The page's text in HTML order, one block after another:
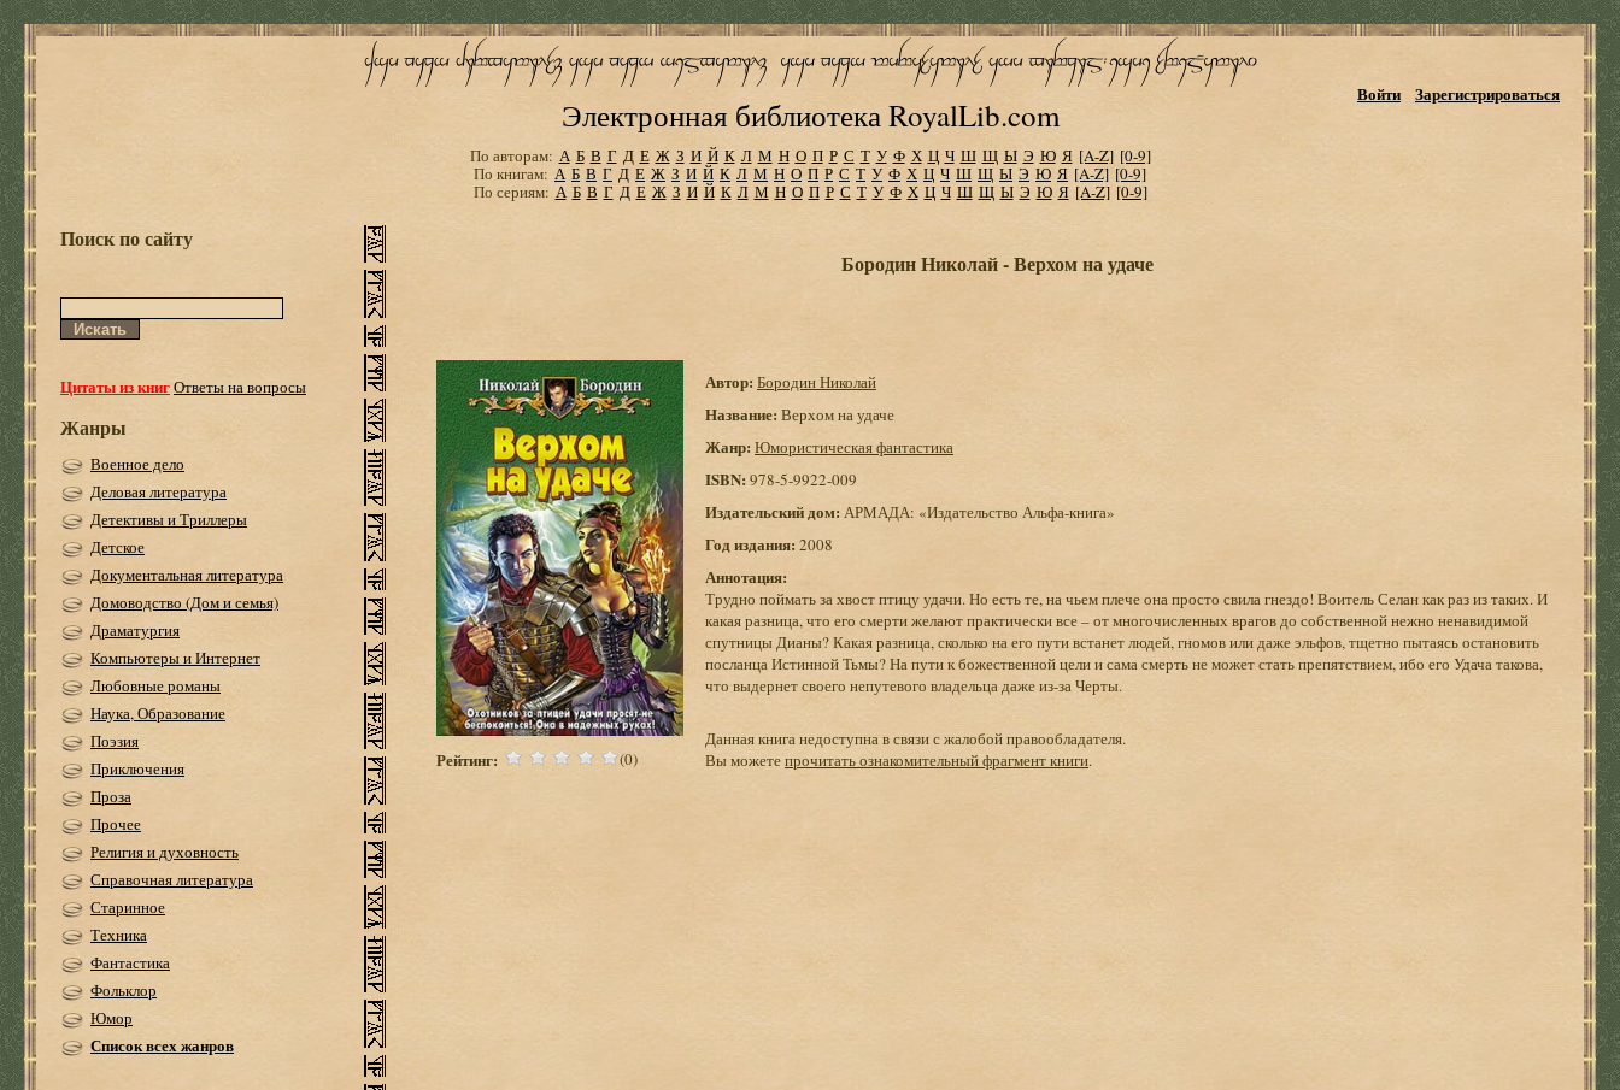
Электронная библиотека RoyalLib.com
Войти Зарегистрироваться
По авторам: А Б В Г Д Е Ж З И Й К Л М Н О П Р С Т У Ф Х Ц Ч Ш Щ Ы Э Ю Я [A-Z] [0-9]
По книгам: А Б В Г Д Е Ж З И Й К Л М Н О П Р С Т У Ф Х Ц Ч Ш Щ Ы Э Ю Я [A-Z] [0-9]
По сериям: А Б В Г Д Е Ж З И Й К Л М Н О П Р С Т У Ф Х Ц Ч Ш Щ Ы Э Ю Я [A-Z] [0-9]
Поиск по сайту
Цитаты из книгОтветы на вопросы
Жанры
Военное дело
Деловая литература
Детективы и Триллеры
Детское
Документальная литература
Домоводство (Дом и семья)
Драматургия
Компьютеры и Интернет
Любовные романы
Наука, Образование
Поэзия
Приключения
Проза
Прочее
Религия и духовность
Справочная литература
Старинное
Техника
Фантастика
Фольклор
Юмор
Список всех жанров
Бородин Николай - Верхом на удаче
Рейтинг: (0)
Автор: Бородин Николай
Название: Верхом на удаче
Жанр: Юмористическая фантастика
ISBN: 978-5-9922-009
Издательский дом: АРМАДА: «Издательство Альфа-книга»
Год издания: 2008
Аннотация:
Трудно поймать за хвост птицу удачи. Но есть те, на чьем плече она просто свила гнездо! Воитель Селан как раз из таких. И
какая разница, что его смерти желают практически все – от многочисленных врагов до собственной нежно ненавидимой
спутницы Дианы? Какая разница, сколько на его пути встанет людей, гномов или даже эльфов, тщетно пытаясь остановить
посланца Истинной Тьмы? На пути к божественной цели и сама смерть не может стать препятствием, ибо его Удача такова,
что выдернет своего непутевого владельца даже из-за Черты.
Данная книга недоступна в связи с жалобой правообладателя.
Вы можетепрочитать ознакомительный фрагмент книги.